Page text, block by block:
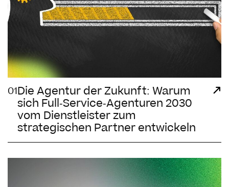
01Die Agentur der Zukunft: Warum
sich Full-Service-Agenturen 2030
vom Dienstleister zum
strategischen Partner entwickeln